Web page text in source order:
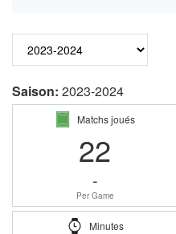
Saison: 2023-2024
Matchs joués
22
-
Per Game
Minutes